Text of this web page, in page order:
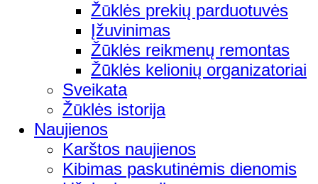
Žūklės prekių parduotuvės
Įžuvinimas
Žūklės reikmenų remontas
Žūklės kelionių organizatoriai
Sveikata
Žūklės istorija
Naujienos
Karštos naujienos
Kibimas paskutinėmis dienomis